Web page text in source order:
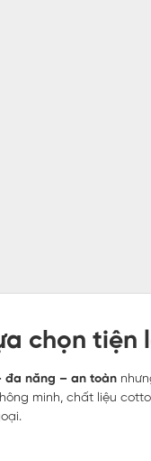
chọn
đa năng – an toàn
minh, chất liệu